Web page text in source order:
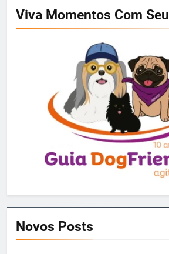
Viva Momentos Com Seu
Novos Posts